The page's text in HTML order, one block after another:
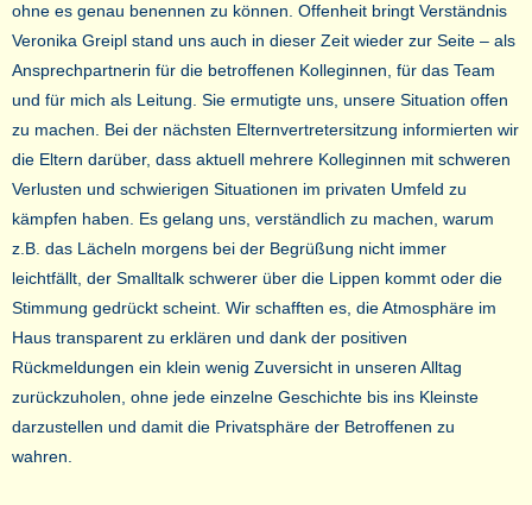
ohne es genau benennen zu können. Offenheit bringt Verständnis
Veronika Greipl stand uns auch in dieser Zeit wieder zur Seite – als
Ansprechpartnerin für die betroffenen Kolleginnen, für das Team
und für mich als Leitung. Sie ermutigte uns, unsere Situation offen
zu machen. Bei der nächsten Elternvertretersitzung informierten wir
die Eltern darüber, dass aktuell mehrere Kolleginnen mit schweren
Verlusten und schwierigen Situationen im privaten Umfeld zu
kämpfen haben. Es gelang uns, verständlich zu machen, warum
z.B. das Lächeln morgens bei der Begrüßung nicht immer
leichtfällt, der Smalltalk schwerer über die Lippen kommt oder die
Stimmung gedrückt scheint. Wir schafften es, die Atmosphäre im
Haus transparent zu erklären und dank der positiven
Rückmeldungen ein klein wenig Zuversicht in unseren Alltag
zurückzuholen, ohne jede einzelne Geschichte bis ins Kleinste
darzustellen und damit die Privatsphäre der Betroffenen zu
wahren.